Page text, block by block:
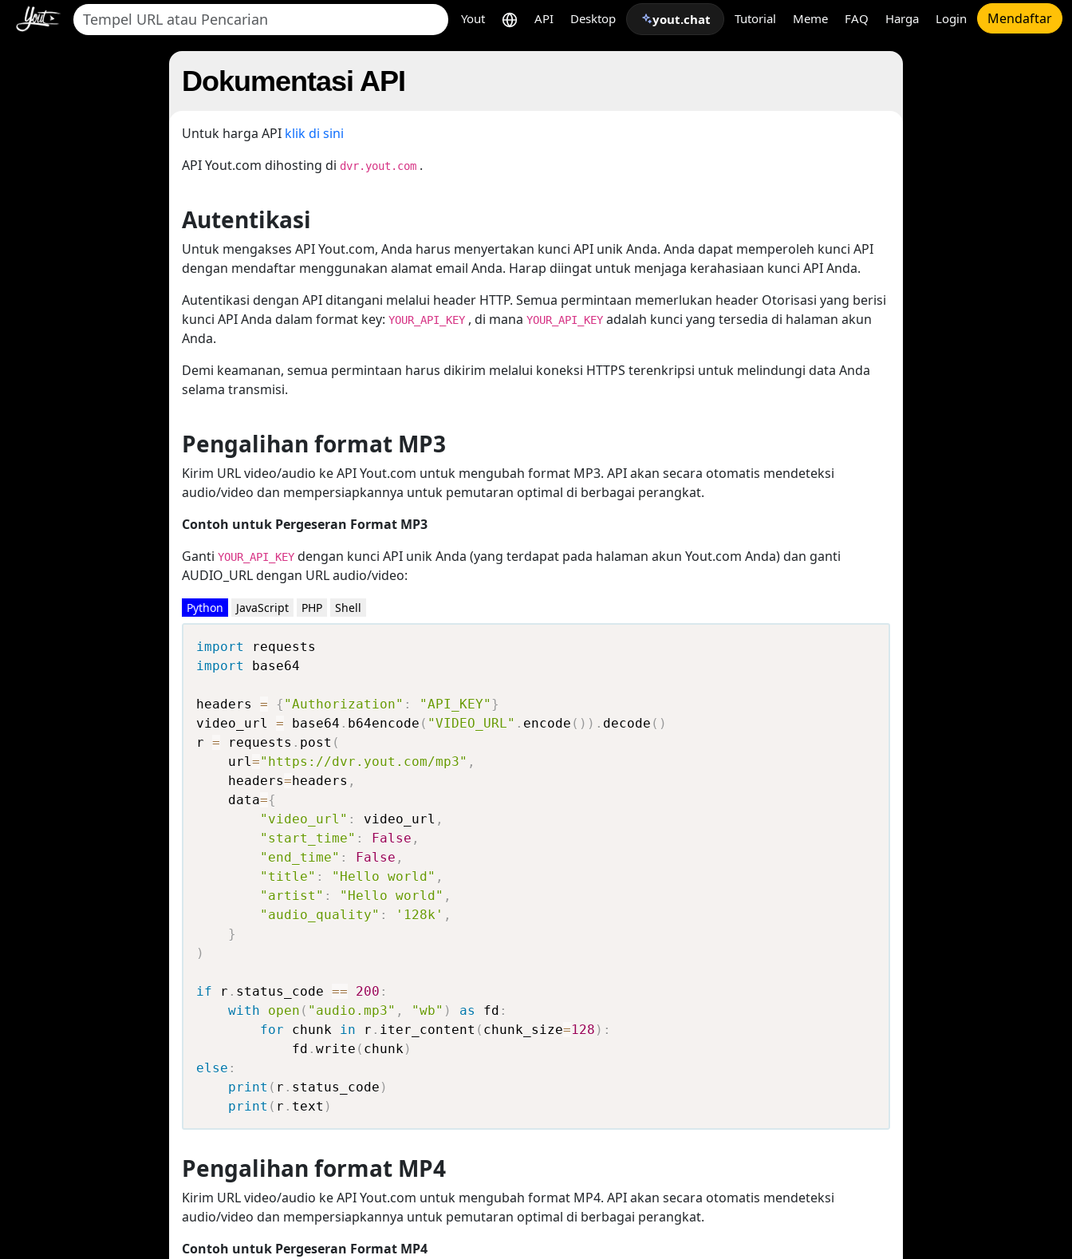
Yout API Desktop yout.chat Tutorial Meme FAQ Harga Login Mendaftar
Dokumentasi API
Untuk harga API klik di sini
API Yout.com dihosting di dvr.yout.com .
Autentikasi
Untuk mengakses API Yout.com, Anda harus menyertakan kunci API unik Anda. Anda dapat memperoleh kunci API
dengan mendaftar menggunakan alamat email Anda. Harap diingat untuk menjaga kerahasiaan kunci API Anda.
Autentikasi dengan API ditangani melalui header HTTP. Semua permintaan memerlukan header Otorisasi yang berisi
kunci API Anda dalam format key: YOUR_API_KEY , di mana YOUR_API_KEY adalah kunci yang tersedia di halaman akun
Anda.
Demi keamanan, semua permintaan harus dikirim melalui koneksi HTTPS terenkripsi untuk melindungi data Anda
selama transmisi.
Pengalihan format MP3
Kirim URL video/audio ke API Yout.com untuk mengubah format MP3. API akan secara otomatis mendeteksi
audio/video dan mempersiapkannya untuk pemutaran optimal di berbagai perangkat.
Contoh untuk Pergeseran Format MP3
Ganti YOUR_API_KEY dengan kunci API unik Anda (yang terdapat pada halaman akun Yout.com Anda) dan ganti
AUDIO_URL dengan URL audio/video:
Python JavaScript PHP Shell
import
import base64
headers = { "Authorization" : "API_KEY" }
video_url = base64 . b64encode ( "VIDEO_URL" . encode ( ) ) . decode ( )
r = requests . post (
    url
="https://dvr.yout.com/mp3" ,
    headers
=headers ,
    data
={
"video_url" : video_url ,
"start_time" : False ,
"end_time" : False ,
"title" : "Hello world" ,
"artist" : "Hello world" ,
"audio_quality" : '128k' ,
}
)
if r . status_code == 200 :
with
open ( "audio.mp3" , "wb" ) as fd :
for chunk in r . iter_content ( chunk_size=128 ) :
            fd
. write ( chunk )
else :
print ( r . status_code )
print ( r . text )
Pengalihan format MP4
Kirim URL video/audio ke API Yout.com untuk mengubah format MP4. API akan secara otomatis mendeteksi
audio/video dan mempersiapkannya untuk pemutaran optimal di berbagai perangkat.
Contoh untuk Pergeseran Format MP4